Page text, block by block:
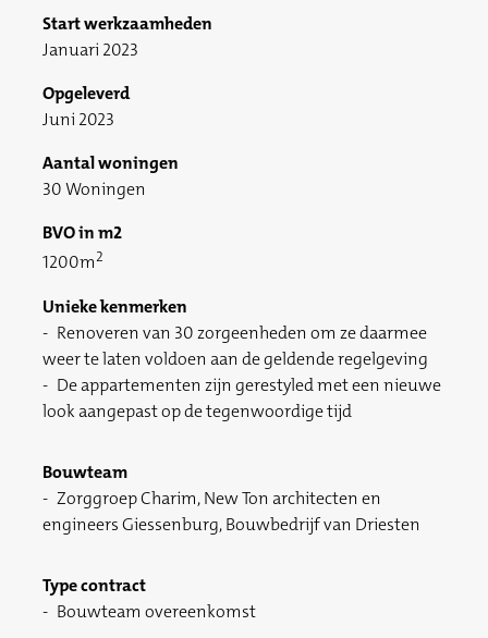
Start werkzaamheden
Januari 2023
Opgeleverd
Juni 2023
Aantal woningen
30 Woningen
BVO in m2
1200m2
Unieke kenmerken
Renoveren van 30 zorgeenheden om ze daarmee
weer te laten voldoen aan de geldende regelgeving
De appartementen zijn gerestyled met een nieuwe
look aangepast op de tegenwoordige tijd
Bouwteam
Zorggroep Charim, New Ton architecten en
engineers Giessenburg, Bouwbedrijf van Driesten
Type contract
Bouwteam overeenkomst